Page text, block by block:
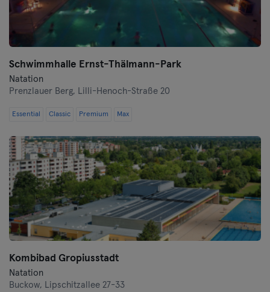
Schwimmhalle Ernst-Thälmann-Park
Natation
Prenzlauer Berg, Lilli-Henoch-Straße 20
Essential Classic Premium Max
Kombibad Gropiusstadt
Natation
Buckow, Lipschitzallee 27-33